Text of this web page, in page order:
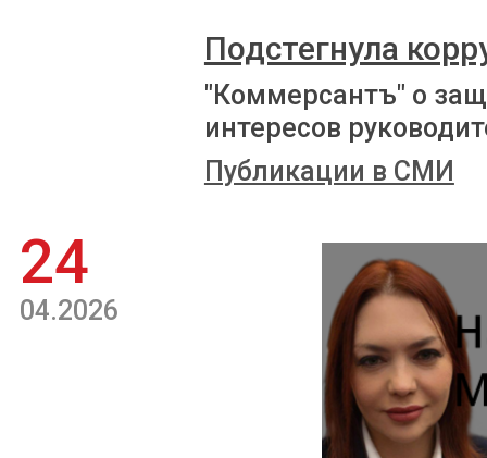
Подстегнула
"Коммерсантъ" о
интересов
Публикации в СМИ
24
04.2026